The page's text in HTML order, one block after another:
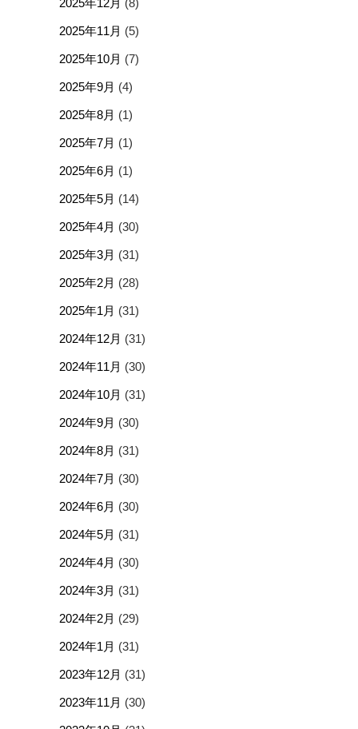
2025年12月 (8)
2025年11月 (5)
2025年10月 (7)
2025年9月 (4)
2025年8月 (1)
2025年7月 (1)
2025年6月 (1)
2025年5月 (14)
2025年4月 (30)
2025年3月 (31)
2025年2月 (28)
2025年1月 (31)
2024年12月 (31)
2024年11月 (30)
2024年10月 (31)
2024年9月 (30)
2024年8月 (31)
2024年7月 (30)
2024年6月 (30)
2024年5月 (31)
2024年4月 (30)
2024年3月 (31)
2024年2月 (29)
2024年1月 (31)
2023年12月 (31)
2023年11月 (30)